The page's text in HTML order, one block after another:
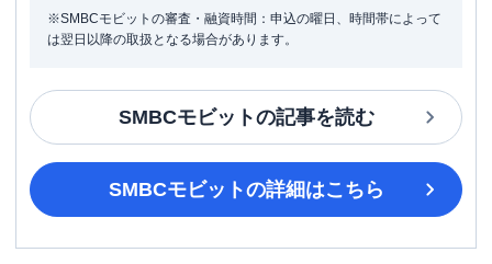
※SMBCモビットの審査・融資時間：申込の曜日、時間帯によって
は翌日以降の取扱となる場合があります。
SMBCモビットの記事を読む
SMBCモビットの詳細はこちら